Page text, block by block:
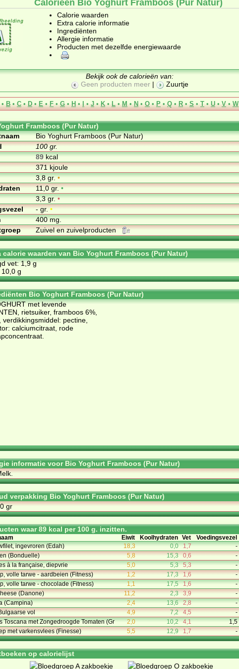
Calorieën Bio Yoghurt Framboos (Pur Natur)
Calorie waarden
Extra calorie informatie
Ingrediënten
Allergie informatie
Producten met dezelfde energiewaarde
Bekijk ook de calorieën van:
Geen producten meer | Zuurtje
• B • C • D • E • F • G • H • I • J • K • L • M • N • O • P • Q • R • S • T • U • V • W
Framboos (Pur Natur)
Bio Yoghurt Framboos (Pur Natur)
100 gr.
89kcal
371 kjoule
3,8 gr.•
11,0 gr.•
3,3 gr.•
- gr.•
400 mg.
Zuivel en zuivelproducten
calorie waarden van Bio Yoghurt Framboos (Pur Natur)
vet: 1,9 g
g
Bio Yoghurt Framboos (Pur Natur)
met levende
rietsuiker, framboos 6%,
verdikkingsmiddel: pectine,
calciumcitraat, rode
informatie voor Bio Yoghurt Framboos (Pur Natur)
verpakking Bio Yoghurt Framboos (Pur Natur)
gr
waar 89 kcal per 100 g. inzitten.
Eiwit Koolhydraten Vet Voedingsvezel
ingevroren (Edah)
18,3 0,0 1,7 -
(Bonduelle)
5,8 15,3 0,6 -
à la française, diepvrie
5,0 5,3 5,3 -
volle tarwe - aardbeien (Fitness)
1,2 17,3 1,6 -
volle tarwe - chocolade (Fitness)
1,1 17,5 1,6 -
(Danone)
11,2 2,3 3,9 -
(Campina)
2,4 13,6 2,8 -
vol
4,9 7,2 4,5 -
Toscana met Zongedroogde Tomaten (Gr
2,0 10,2 4,1 1,5
met varkensvlees (Finesse)
5,5 12,9 1,7 -
op calorielijst